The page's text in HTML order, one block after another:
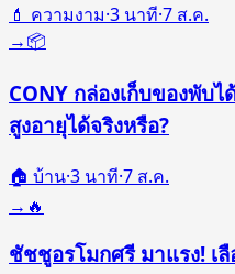
💄 ความงาม·3 นาที·7 ส.ค.
→📦
CONY กล่องเก็บของพับ
สูงอายุได้จริงหรือ?
🏠 บ้าน·3 นาที·7 ส.ค.
→ 🔥
ชัชชูอรโมกศรี มาแรง! เ